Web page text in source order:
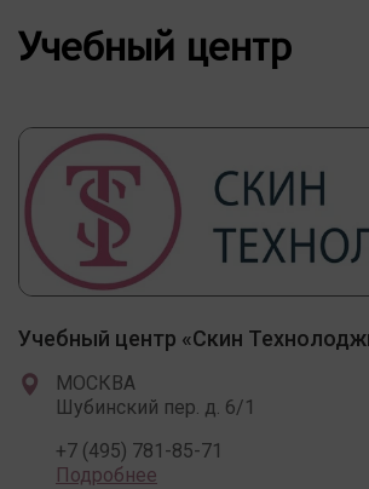
Учебный центр
Учебный центр «Скин
МОСКВА
Шубинский пер. д. 6/1
+7 (495) 781-85-71
Подробнее